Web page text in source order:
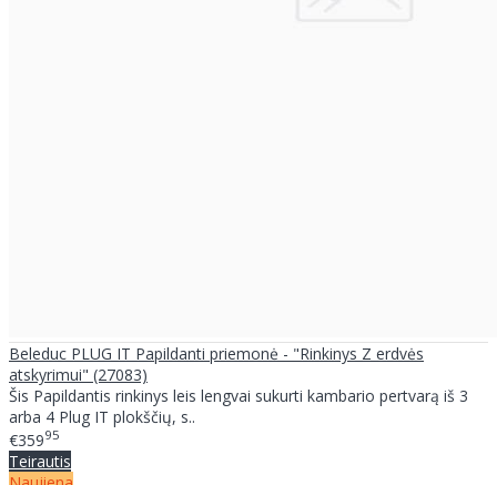
Beleduc PLUG IT Papildanti priemonė - "Rinkinys Z erdvės
atskyrimui" (27083)
Šis Papildantis rinkinys leis lengvai sukurti kambario pertvarą iš 3
arba 4 Plug IT plokščių, s..
€35995
Teirautis